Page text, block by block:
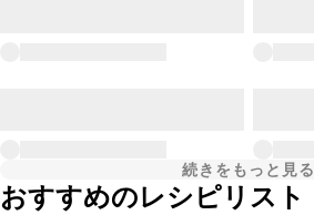
続きをもっと見る
おすすめのレシピリスト